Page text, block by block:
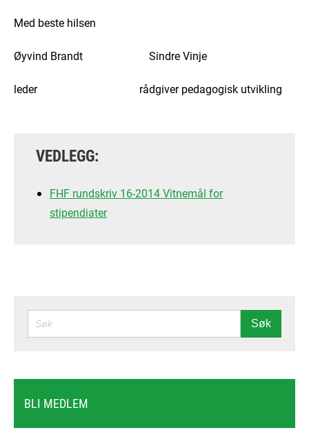
Med beste hilsen
Øyvind Brandt Sindre Vinje
leder rådgiver pedagogisk utvikling
VEDLEGG:
FHF rundskriv 16-2014 Vitnemål for
stipendiater
SØK Søk
BLI MEDLEM